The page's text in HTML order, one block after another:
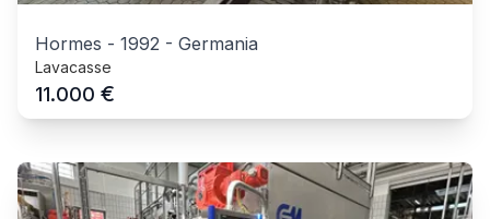
Hormes - 1992 - Germania
Lavacasse
11.000 €